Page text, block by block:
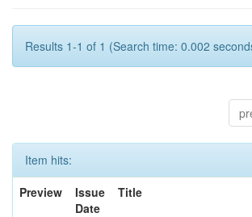
Results 1-1 of 1 (Search time: 0.002
Item hits:
Preview
Issue
Date
Title